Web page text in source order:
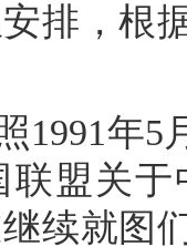
排，根
1991年5
联盟关
续就图